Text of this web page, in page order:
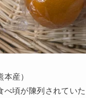
産）
べ頃が陳列されてい